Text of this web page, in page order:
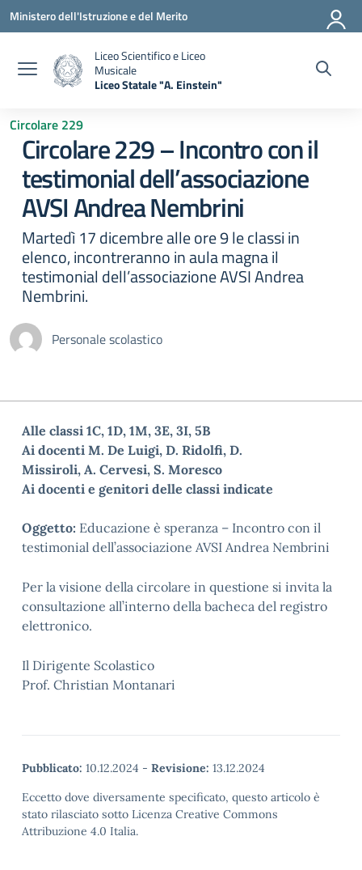
Vai ai contenuti
Vai al menu di navigazione
Vai al footer
Ministero dell'Istruzione e del Merito
Liceo Scientifico e Liceo
Musicale
Liceo Statale "A. Einstein"
Circolare 229
Circolare 229 – Incontro con il
testimonial dell’associazione
AVSI Andrea Nembrini
Martedì 17 dicembre alle ore 9 le classi in
elenco, incontreranno in aula magna il
testimonial dell’associazione AVSI Andrea
Nembrini.
Personale scolastico
Alle classi 1C, 1D, 1M, 3E, 3I, 5B
Ai docenti M. De Luigi, D. Ridolfi, D.
Missiroli, A. Cervesi, S. Moresco
Ai docenti e genitori delle classi indicate
Oggetto: Educazione è speranza – Incontro con il
testimonial dell’associazione AVSI Andrea Nembrini
Per la visione della circolare in questione si invita la
consultazione all’interno della bacheca del registro
elettronico.
Il Dirigente Scolastico
Prof. Christian Montanari
Pubblicato: 10.12.2024 - Revisione: 13.12.2024
Eccetto dove diversamente specificato, questo articolo è
stato rilasciato sotto Licenza Creative Commons
Attribuzione 4.0 Italia.